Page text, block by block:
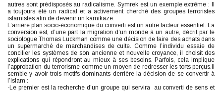
autres sont prédisposés au radicalisme. Symrek est un exemple extrême : Il
a toujours été un radical et a activement cherché des groupes terroristes
islamistes afin de devenir un kamikaze.
L’arrière plan socio-économique du converti est un autre facteur essentiel. La
conversion est, d’une part la migration d’un monde à un autre, décrit par le
sociologue Thomas Luckman comme une décision de faire des achats dans
un supermarché de marchandises de culte. Comme l’individu essaie de
concilier les systèmes de son ancienne et nouvelle croyance, il choisit des
explications qui répondront au mieux à ses besoins. Parfois, cela implique
l’approbation du terrorisme comme un moyen de redresser les torts perçus.Il
semble y avoir trois motifs dominants derrière la décision de se convertir à
l’Islam :
-Le premier est la recherche d’un groupe qui servira au converti de sens et